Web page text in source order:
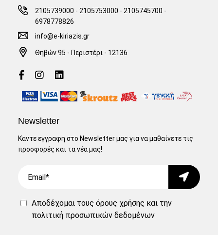
2105739000 - 2105753000 - 2105745700 -
6978778826
info@e-kiriazis.gr
Θηβών 95 - Περιστέρι - 12136
Newsletter
Καντε εγγραφη στο Newsletter μας για να μαθαίνετε τις
προσφορές και τα νέα μας!
Submit
Αποδέχομαι τουςόρους χρήσης και την
πολιτική προσωπικών δεδομένων